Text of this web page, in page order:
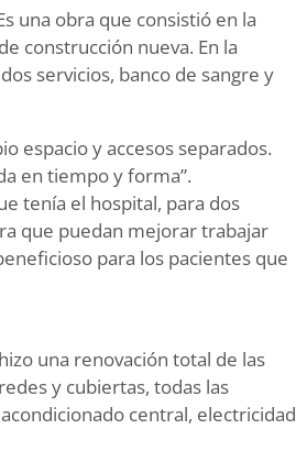
una obra que consistió en la
construcción nueva. En la
servicios, banco de sangre y
espacio y accesos separados.
en tiempo y forma”.
tenía el hospital, para dos
que puedan mejorar trabajar
para los pacientes que
una renovación total de las
y cubiertas, todas las
central, electricidad